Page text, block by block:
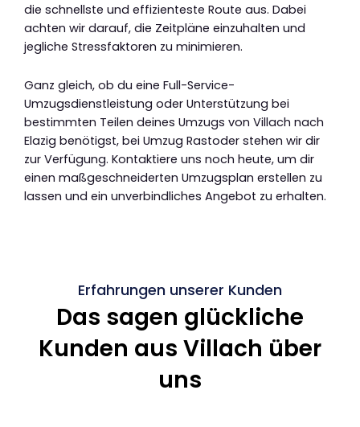
die schnellste und effizienteste Route aus. Dabei
achten wir darauf, die Zeitpläne einzuhalten und
jegliche Stressfaktoren zu minimieren.
Ganz gleich, ob du eine Full-Service-
Umzugsdienstleistung oder Unterstützung bei
bestimmten Teilen deines Umzugs von Villach nach
Elazig benötigst, bei Umzug Rastoder stehen wir dir
zur Verfügung. Kontaktiere uns noch heute, um dir
einen maßgeschneiderten Umzugsplan erstellen zu
lassen und ein unverbindliches Angebot zu erhalten.
Erfahrungen unserer Kunden
Das sagen glückliche
Kunden aus Villach über
uns